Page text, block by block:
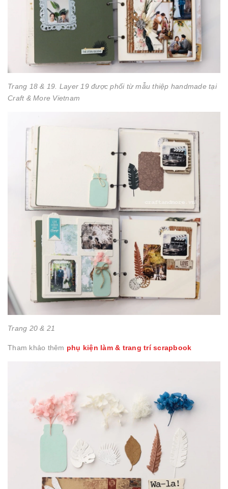
Trang 18 & 19. Layer 19 được phối từ mẫu thiệp handmade tại
Craft & More Vietnam
Trang 20 & 21
Tham khảo thêm phụ kiện làm & trang trí scrapbook